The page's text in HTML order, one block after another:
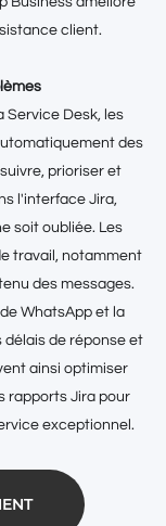
client.
Service Desk, les
des
prioriser et
l'interface Jira,
soit oubliée. Les
travail, notamment
des messages.
WhatsApp et la
délais de réponse et
ainsi optimiser
rapports Jira pour
exceptionnel.